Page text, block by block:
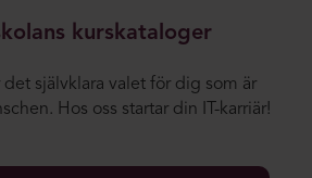
kurskataloger
det självklara valet för dig som är
Hos oss startar din IT-karriär!